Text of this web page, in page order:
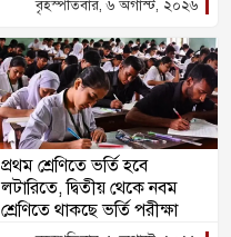
বৃহস্পতিবার, ৬ অগাস্ট, ২০২৬
প্রথম শ্রেণিতে ভর্তি হবে
লটারিতে, দ্বিতীয় থেকে নবম
শ্রেণিতে থাকছে ভর্তি পরীক্ষা